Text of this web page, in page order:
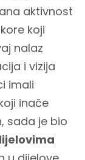
aktivnost
koji
nalaz
i vizija
imali
inače
sada je bio